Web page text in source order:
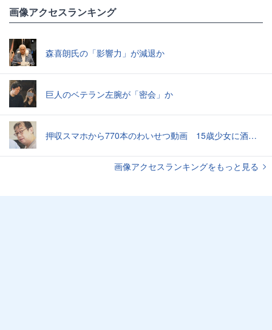
画像アクセスランキング
森喜朗氏の「影響力」が減退か
巨人のベテラン左腕が「密会」か
押収スマホから770本のわいせつ動画 15歳少女に酒と薬飲ませ性的暴行か 54歳男を再逮捕 「薬もありますよ」とSNSで誘い出し
画像アクセスランキングをもっと見る